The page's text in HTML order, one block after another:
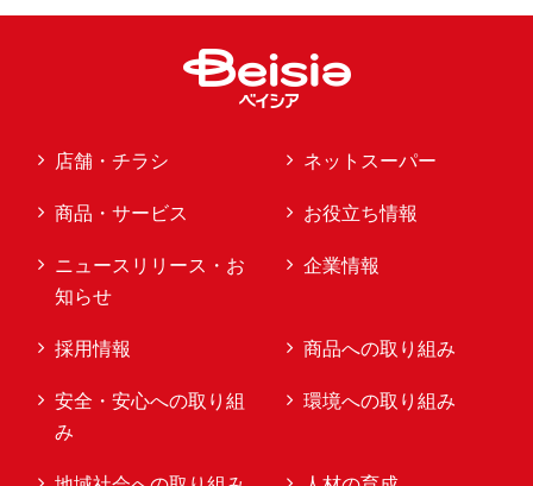
店舗・チラシ ネットスーパー
商品・サービス お役立ち情報
ニュースリリース・お
知らせ
企業情報
採用情報 商品への取り組み
安全・安心への取り組
み
環境への取り組み